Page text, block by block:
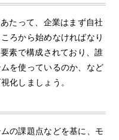
たって、企業はまず自社
ろから始めなければなり
素で構成されており、誰
を使っているのか、など
化しましょう。
の課題点などを基に、モ